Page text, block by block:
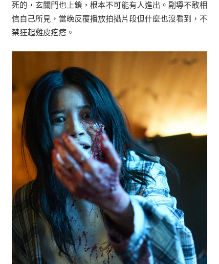
死的，玄關門也上鎖，根本不可能有人進出。副導不敢相
信自己所見，當晚反覆播放拍攝片段但什麼也沒看到，不
禁狂起雞皮疙瘩。